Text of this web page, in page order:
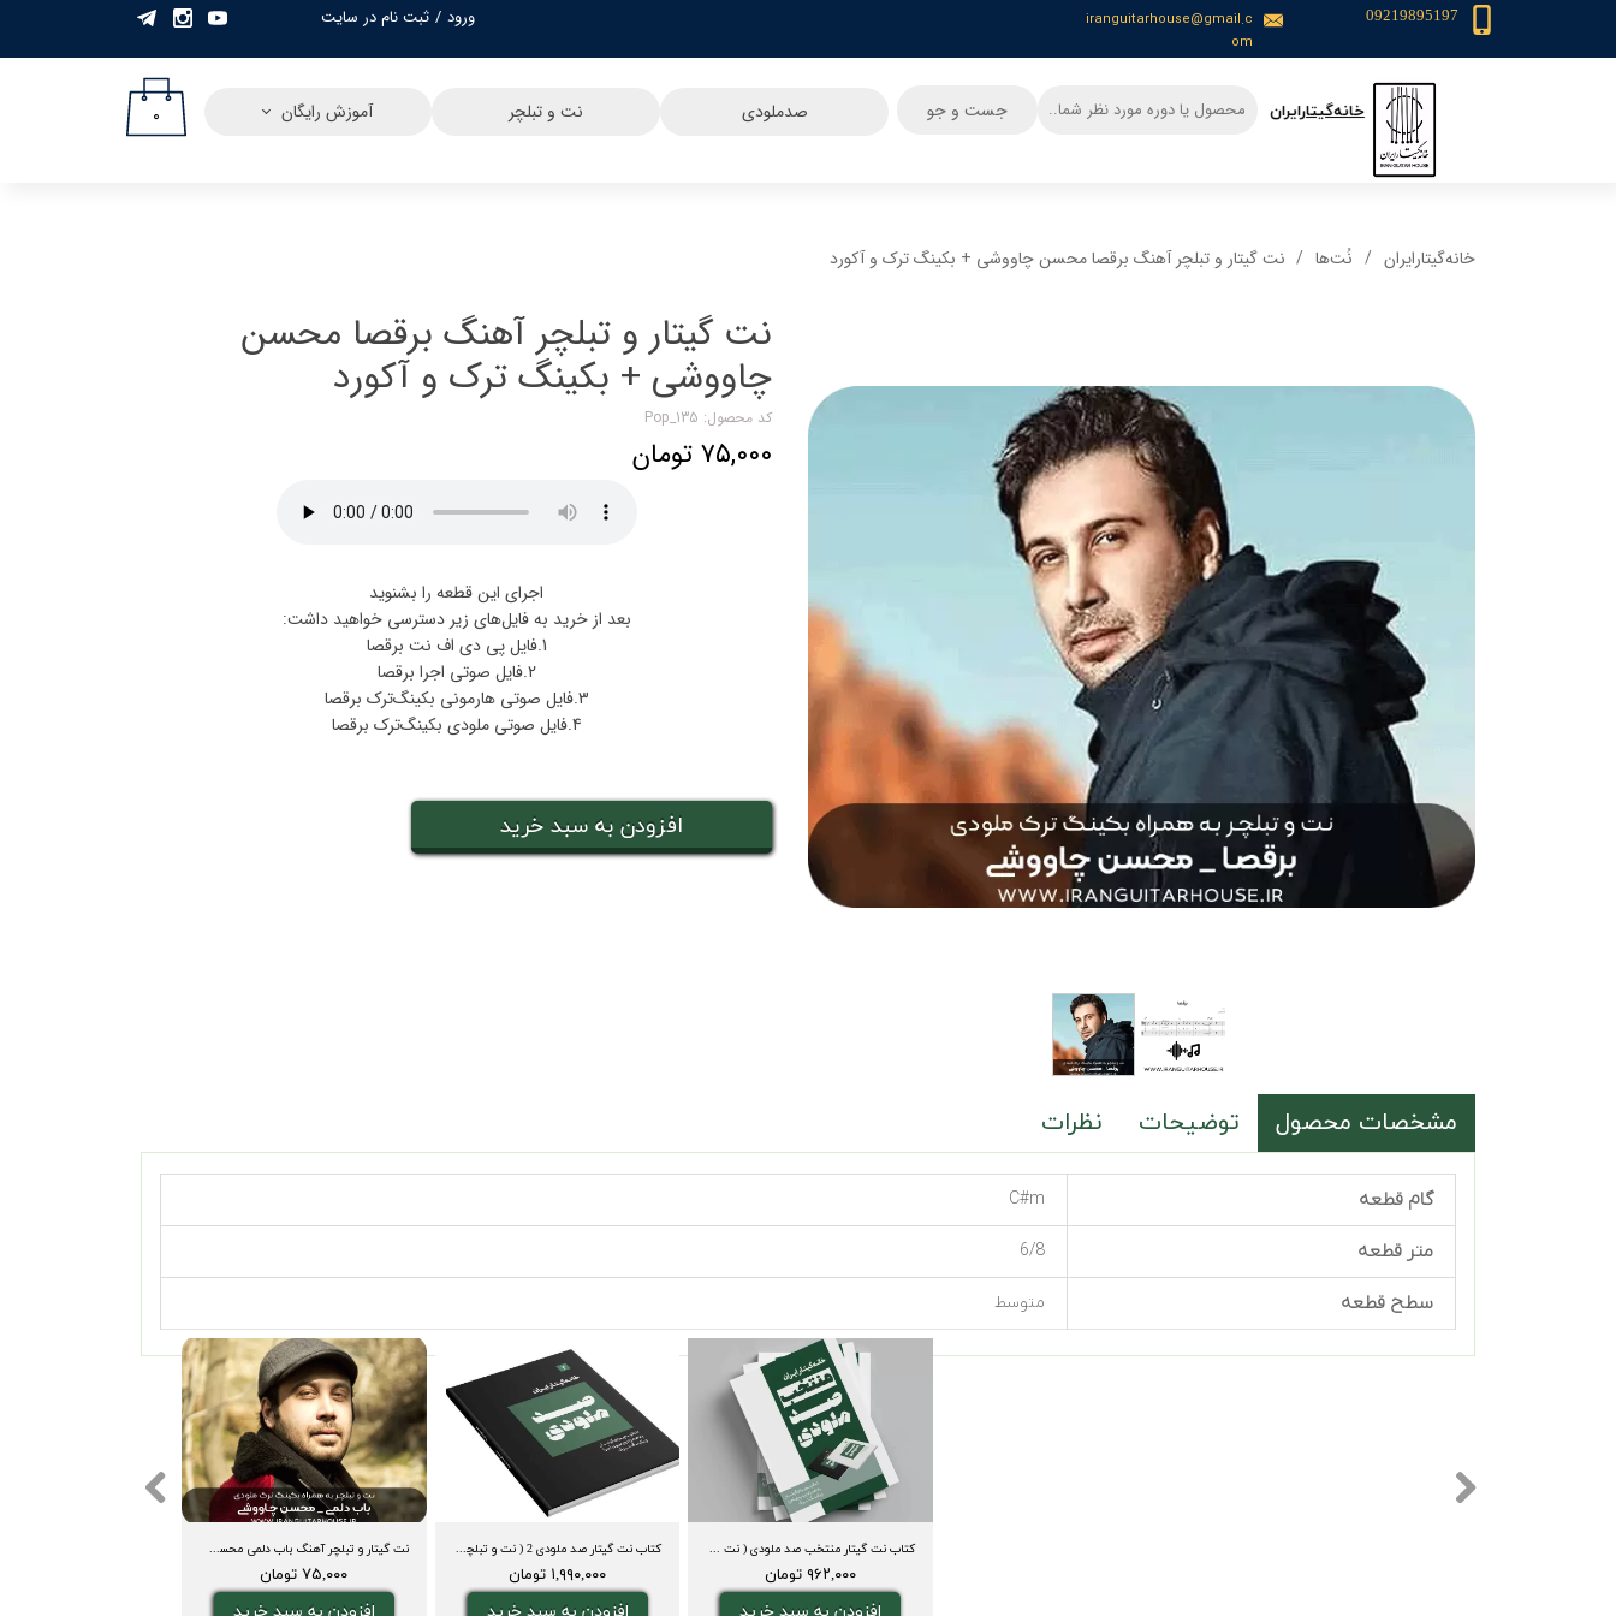
iranguitarhouse@gmail.c
om
ورود / ثبت نام در سایت
حساب کاربری من
09219895197
​خانه‌گیتار‌ایران صدملودی نت و تبلچر آموزش رایگان ۰ جست و جو
خانه‌گیتار‌ایران نُت‌ها نت گیتار و تبلچر آهنگ برقصا محسن چاووشی + بکینگ ترک و آکورد
نت گیتار و تبلچر آهنگ برقصا محسن
چاووشی + بکینگ ترک و آکورد
کد محصول: Pop_135
۷۵,۰۰۰ تومان
اجرای این قطعه را بشنوید
بعد از خرید به فایل‌های زیر دسترسی خواهید داشت:
1.فایل پی دی اف نت برقصا
2.فایل صوتی اجرا برقصا
3.فایل صوتی هارمونی بکینگ‌ترک برقصا
4.فایل صوتی ملودی بکینگ‌ترک برقصا
افزودن به سبد خرید
مشخصات محصول توضیحات نظرات
گام قطعه C#m
متر قطعه 6/8
سطح قطعه متوسط
نت گیتار و تبلچر آهنگ باب دلمی محسن چاووشی + بکینگ ترک و آکورد
۷۵,۰۰۰ تومان
کتاب نت گیتار صد ملودی 2 ( نت و تبلچر، آکورد، ویدیوی اجرا و بکینگ ترک)
۱,۹۹۰,۰۰۰ تومان
کتاب نت گیتار منتخب صد ملودی ( نت و تبلچر، آکورد، ویدیوی اجرا و بکینگ ترک)
۹۶۲,۰۰۰ تومان